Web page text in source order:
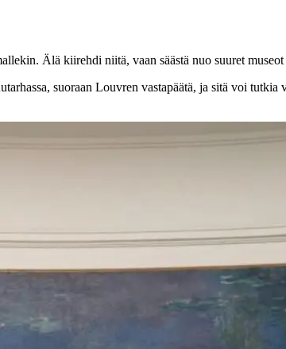
Älä kiirehdi niitä, vaan säästä nuo suuret
suoraan Louvren vastapäätä, ja sitä voi tutkia